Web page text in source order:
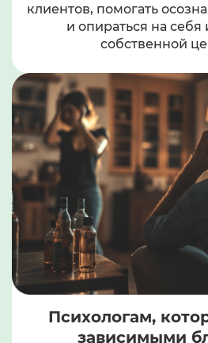
клиентов, помогать
и опираться на себя
собственной
Психологам,
зависимыми